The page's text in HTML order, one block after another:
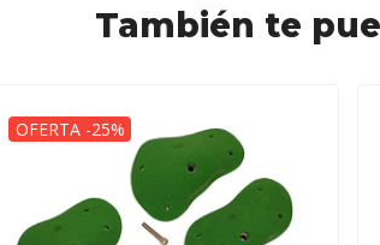
También te
OFERTA -25%